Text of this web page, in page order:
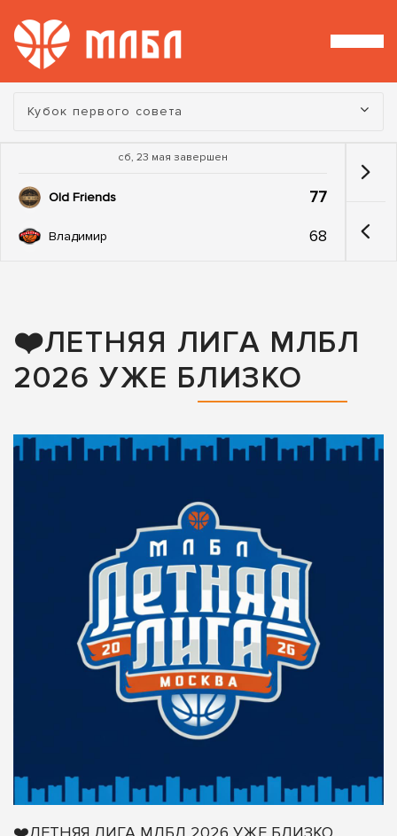
Турнир:
Кубок первого совета
сб, 23 мая завершен
Old Friends 77
Владимир 68
❤️ЛЕТНЯЯ ЛИГА МЛБЛ
2026 УЖЕ БЛИЗКО